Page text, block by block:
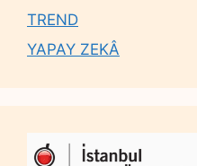
TREND
YAPAY ZEKÂ